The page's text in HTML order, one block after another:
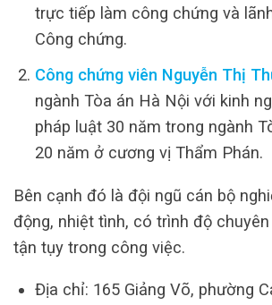
trực tiếp làm công chứng và
Công chứng.
Công chứng viên Nguyễn Thị
ngành Tòa án Hà Nội với kinh
pháp luật 30 năm trong ngành
20 năm ở cương vị Thẩm Phán.
Bên cạnh đó là đội ngũ cán bộ
động, nhiệt tình, có trình độ
tận tụy trong công việc.
Địa chỉ: 165 Giảng Võ, phường